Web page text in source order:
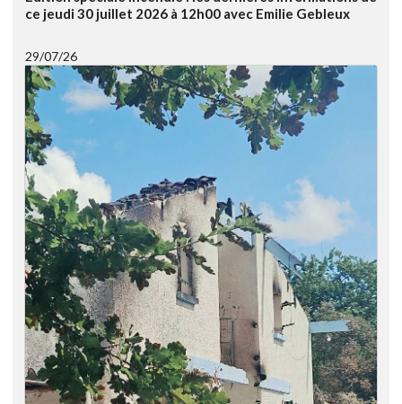
ce jeudi 30 juillet 2026 à 12h00 avec Emilie Gebleux
29/07/26